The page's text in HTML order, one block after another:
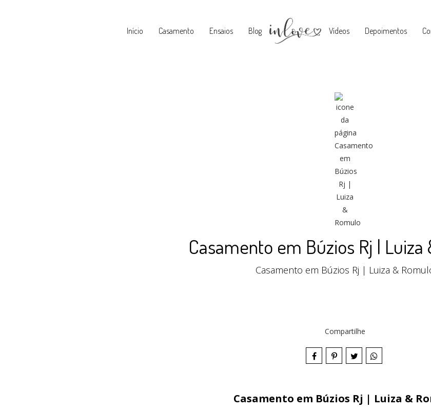
Início Casamento Ensaios Blog Vídeos Depoimentos
Casamento em Búzios Rj |
Casamento em Búzios Rj | Luiza &
Compartilhe
Casamento em Búzios Rj | Luiza &